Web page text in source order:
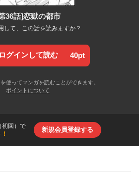
36話]恋獄の都市
して、この話を読みますか？
ログインして読む 40pt
使ってマンガを読むことができます。
ポイントについて
初回）で
新規会員登録する